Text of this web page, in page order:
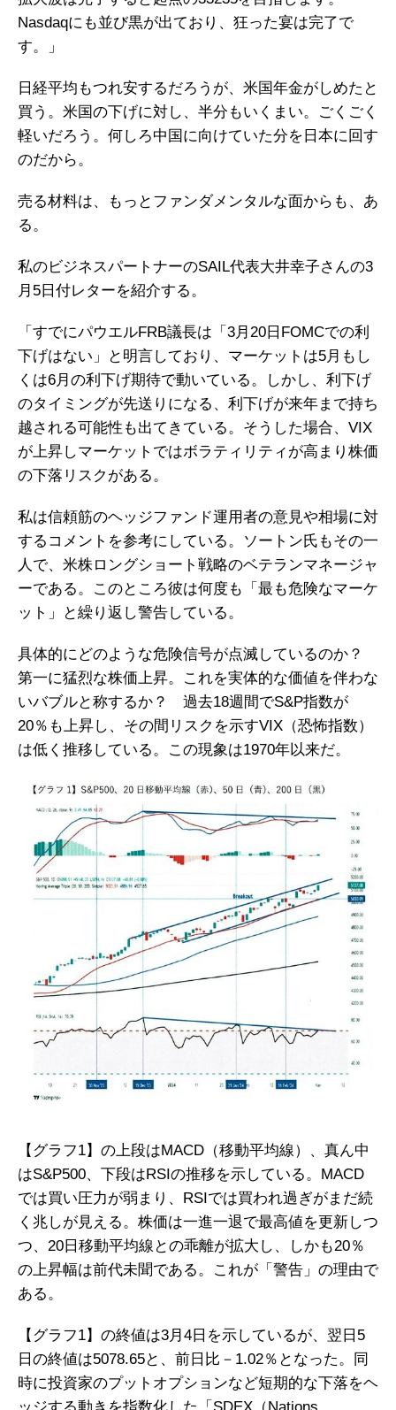
Nasdaqにも並び黒が出ており、狂った宴は完了で
す。」
日経平均もつれ安するだろうが、米国年金がしめたと
買う。米国の下げに対し、半分もいくまい。ごくごく
軽いだろう。何しろ中国に向けていた分を日本に回す
のだから。
売る材料は、もっとファンダメンタルな面からも、あ
る。
私のビジネスパートナーのSAIL代表大井幸子さんの3
月5日付レターを紹介する。
「すでにパウエルFRB議長は「3月20日FOMCでの利
下げはない」と明言しており、マーケットは5月もし
くは6月の利下げ期待で動いている。しかし、利下げ
のタイミングが先送りになる、利下げが来年まで持ち
越される可能性も出てきている。そうした場合、VIX
が上昇しマーケットではボラティリティが高まり株価
の下落リスクがある。
私は信頼筋のヘッジファンド運用者の意見や相場に対
するコメントを参考にしている。ソートン氏もその一
人で、米株ロングショート戦略のベテランマネージャ
ーである。このところ彼は何度も「最も危険なマーケ
ット」と繰り返し警告している。
具体的にどのような危険信号が点滅しているのか？
第一に猛烈な株価上昇。これを実体的な価値を伴わな
いバブルと称するか？ 過去18週間でS&P指数が
20％も上昇し、その間リスクを示すVIX（恐怖指数）
は低く推移している。この現象は1970年以来だ。
【グラフ1】の上段はMACD（移動平均線）、真ん中
はS&P500、下段はRSIの推移を示している。MACD
では買い圧力が弱まり、RSIでは買われ過ぎがまだ続
く兆しが見える。株価は一進一退で最高値を更新しつ
つ、20日移動平均線との乖離が拡大し、しかも20％
の上昇幅は前代未聞である。これが「警告」の理由で
ある。
【グラフ1】の終値は3月4日を示しているが、翌日5
日の終値は5078.65と、前日比－1.02％となった。同
時に投資家のプットオプションなど短期的な下落をヘ